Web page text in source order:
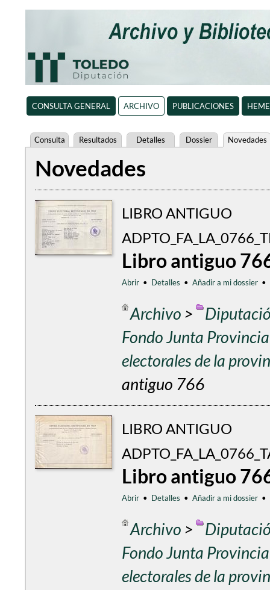
CONSULTA GENERAL ARCHIVO PUBLICACIONES
Consulta Resultados Detalles Dossier Novedades
Novedades
LIBRO ANTIGUO
Libro antiguo
Abrir • Detalles • Añadir a mi dossier •
Archivo >
Fondo Junta
electorales de la
antiguo 766
LIBRO ANTIGUO
Libro antiguo
Abrir • Detalles • Añadir a mi dossier •
Archivo >
Fondo Junta
electorales de la